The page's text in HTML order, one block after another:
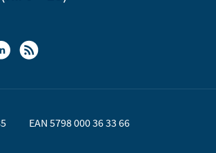
EAN 5798 000 36 33 66